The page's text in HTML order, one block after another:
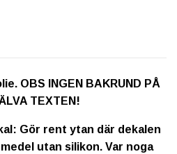
OBS INGEN BAKRUND PÅ
TEXTEN!
Gör rent ytan där dekalen
utan silikon. Var noga